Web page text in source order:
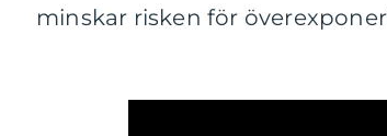
minskar risken för